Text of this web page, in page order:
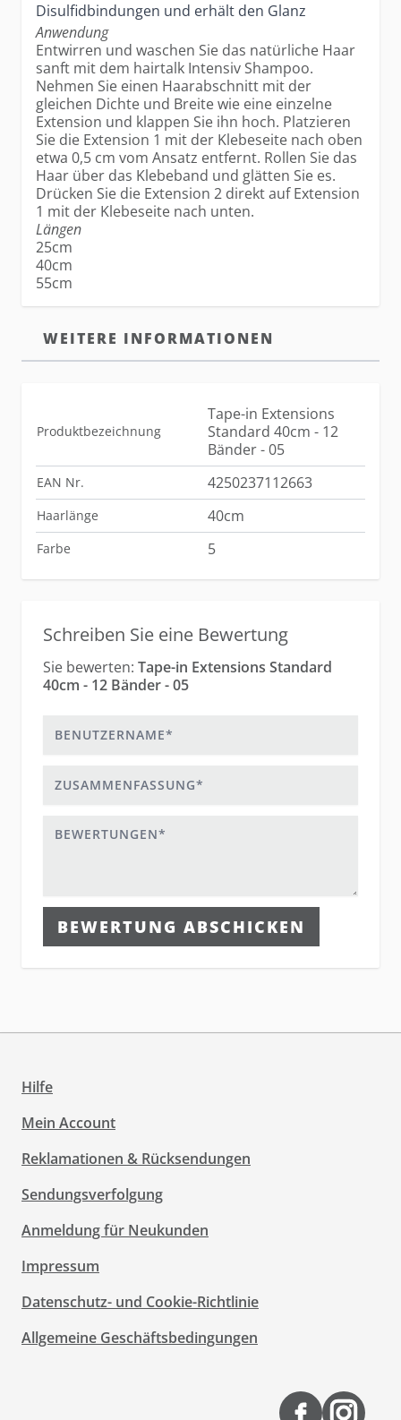
Disulfidbindungen und erhält den Glanz
Anwendung
Entwirren und waschen Sie das natürliche Haar
sanft mit dem hairtalk Intensiv Shampoo.
Nehmen Sie einen Haarabschnitt mit der
gleichen Dichte und Breite wie eine einzelne
Extension und klappen Sie ihn hoch. Platzieren
Sie die Extension 1 mit der Klebeseite nach oben
etwa 0,5 cm vom Ansatz entfernt. Rollen Sie das
Haar über das Klebeband und glätten Sie es.
Drücken Sie die Extension 2 direkt auf Extension
1 mit der Klebeseite nach unten.
Längen
25cm
40cm
55cm
WEITERE INFORMATIONEN
Produktbezeichnung
Tape-in Extensions
Standard 40cm - 12
Bänder - 05
EAN Nr. 4250237112663
Haarlänge 40cm
Farbe 5
Schreiben Sie eine Bewertung
Sie bewerten: Tape-in Extensions Standard
40cm - 12 Bänder - 05
BEWERTUNG ABSCHICKEN
Hilfe
Mein Account
Reklamationen & Rücksendungen
Sendungsverfolgung
Anmeldung für Neukunden
Impressum
Datenschutz- und Cookie-Richtlinie
Allgemeine Geschäftsbedingungen